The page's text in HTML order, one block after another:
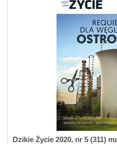
Dzikie Życie 2020, nr 5 (311)